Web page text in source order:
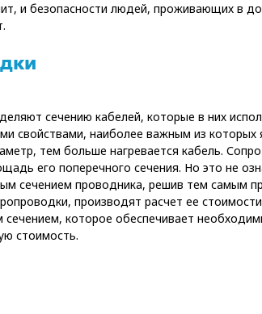
и безопасности людей, проживающих в
сечению кабелей, которые в них
свойствами, наиболее важным из которых
тем больше нагревается кабель.
его поперечного сечения. Но это не
сечением проводника, решив тем самым
производят расчет ее
которое обеспечивает
стоимость.